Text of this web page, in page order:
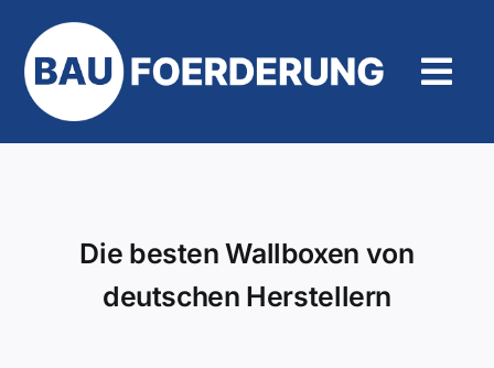
Inhalt
springen
Die besten Wallboxen von
deutschen Herstellern